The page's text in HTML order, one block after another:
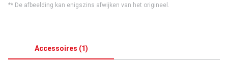
** De afbeelding kan enigszins afwijken van het origineel.
Accessoires (1)